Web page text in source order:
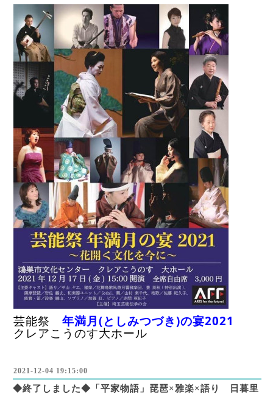
芸能祭 年満月(としみつづき)の宴2021
クレアこうのす大ホール
2021-12-04 19:15:00
◆終了しました◆「平家物語」琵琶×雅楽×語り 日暮里